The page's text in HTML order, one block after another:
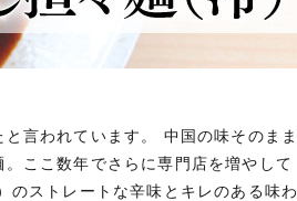
言われています。 中国の味そのまま
ここ数年でさらに専門店を増やして
のストレートな辛味とキレのある味わ